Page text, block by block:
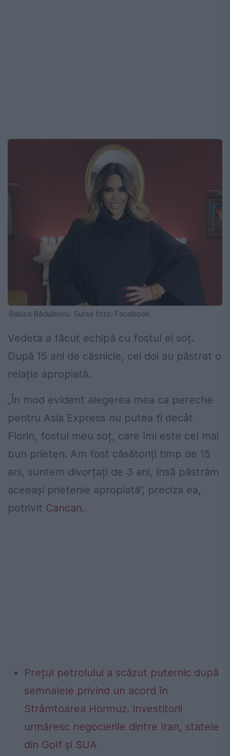
Raluca Bădulescu. Sursa foto: Facebook
Vedeta a făcut echipă cu fostul ei soț.
După 15 ani de căsnicie, cei doi au păstrat o
relație apropiată.
„În mod evident alegerea mea ca pereche
pentru Asia Express nu putea fi decât
Florin, fostul meu soț, care îmi este cel mai
bun prieten. Am fost căsătoriți timp de 15
ani, suntem divorțați de 3 ani, însă păstrăm
aceeași prietenie apropiată”, preciza ea,
potrivit Cancan.
Prețul petrolului a scăzut puternic după
semnalele privind un acord în
Strâmtoarea Hormuz. Investitorii
urmăresc negocierile dintre Iran, statele
din Golf și SUA